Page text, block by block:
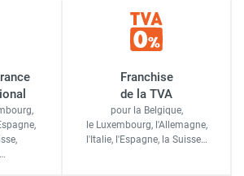
Franchise
de la TVA
pour la Belgique,
le Luxembourg, l'Allemagne,
l'Italie, l'Espagne, la Suisse…